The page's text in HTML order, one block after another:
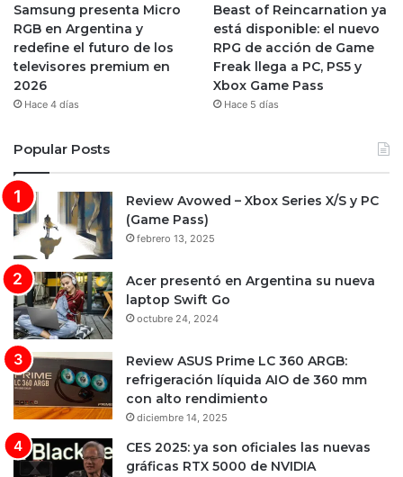
Samsung presenta Micro
RGB en Argentina y
redefine el futuro de los
televisores premium en
2026
Hace 4 días
Beast of Reincarnation ya
está disponible: el nuevo
RPG de acción de Game
Freak llega a PC, PS5 y
Xbox Game Pass
Hace 5 días
Popular Posts
Review Avowed – Xbox Series X/S y PC
(Game Pass)
febrero 13, 2025
Acer presentó en Argentina su nueva
laptop Swift Go
octubre 24, 2024
Review ASUS Prime LC 360 ARGB:
refrigeración líquida AIO de 360 mm
con alto rendimiento
diciembre 14, 2025
CES 2025: ya son oficiales las nuevas
gráficas RTX 5000 de NVIDIA